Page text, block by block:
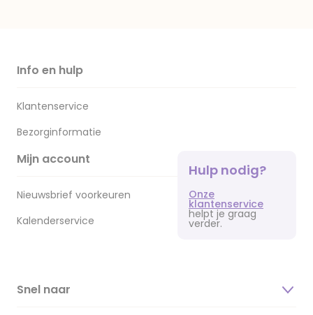
Info en hulp
Klantenservice
Bezorginformatie
Mijn account
Nieuwsbrief voorkeuren
Kalenderservice
Hulp nodig?
Onze
klantenservice
helpt je graag
verder.
Snel naar